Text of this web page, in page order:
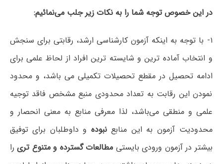
در این خصوص توجه شما را به نکات زیر جلب می‌نمائیم:
۱- با توجه به اینکه آزمون کارشناسی ارشد، رقابتی برای سنجش
و انتخاب آماده ترین و شایسته ترین افراد از لحاظ علمی برای
ادامه تحصیل در مقطع تحصیلات تکمیلی می باشد، و محدود
نمودن این رقابت به تعداد محدودی منبع مشخص فاقد توجیه
علمی و منطقی می‌باشد، لذا معرفی منابع به معنی انحصار و
محدودیت آزمون به این منابعنبوده و داوطلبان برای توفیق
بیشتر در آزمون ورودی بایستی مطالعات گسترده و متنوع تری را